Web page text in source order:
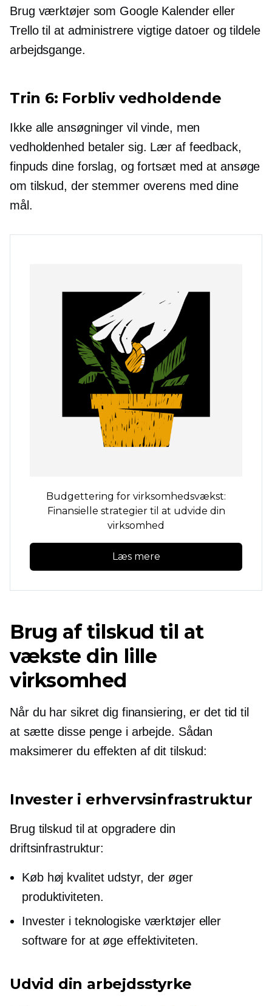
Brug værktøjer som Google Kalender eller
Trello til at administrere vigtige datoer og tildele
arbejdsgange.
Trin 6: Forbliv vedholdende
Ikke alle ansøgninger vil vinde, men
vedholdenhed betaler sig. Lær af feedback,
finpuds dine forslag, og fortsæt med at ansøge
om tilskud, der stemmer overens med dine
mål.
Budgettering for virksomhedsvækst:
Finansielle strategier til at udvide din
virksomhed
Læs mere
Brug af tilskud til at
vækste din lille
virksomhed
Når du har sikret dig finansiering, er det tid til
at sætte disse penge i arbejde. Sådan
maksimerer du effekten af ​​dit tilskud:
Invester i erhvervsinfrastruktur
Brug tilskud til at opgradere din
driftsinfrastruktur:
Køb høj kvalitetudstyr, der øger
produktiviteten.
Invester i teknologiske værktøjer eller
software for at øge effektiviteten.
Udvid din arbejdsstyrke